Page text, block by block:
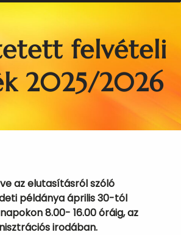
felvételi
2025/2026
az elutasításról szóló
példánya április 30-tól
8.00- 16.00 óráig, az
irodában.